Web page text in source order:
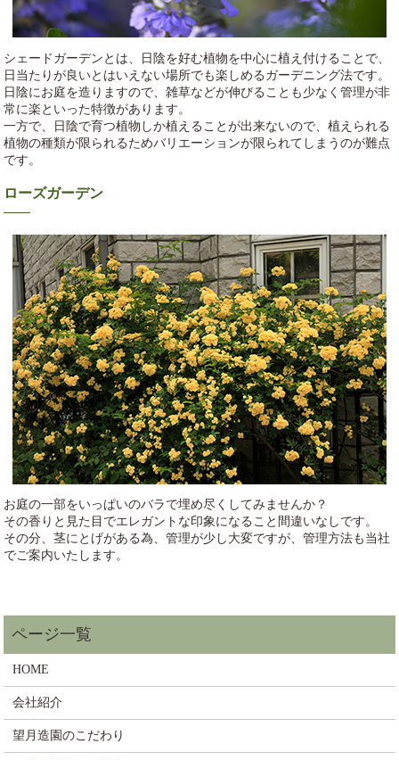
シェードガーデンとは、日陰を好む植物を中心に植え付けることで、
日当たりが良いとはいえない場所でも楽しめるガーデニング法です。
日陰にお庭を造りますので、雑草などが伸びることも少なく管理が非
常に楽といった特徴があります。
一方で、日陰で育つ植物しか植えることが出来ないので、植えられる
植物の種類が限られるためバリエーションが限られてしまうのが難点
です。
ローズガーデン
お庭の一部をいっぱいのバラで埋め尽くしてみませんか？
その香りと見た目でエレガントな印象になること間違いなしです。
その分、茎にとげがある為、管理が少し大変ですが、管理方法も当社
でご案内いたします。
HOME
会社紹介
望月造園のこだわり